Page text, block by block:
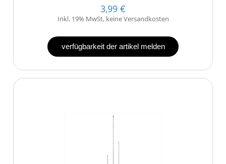
3,99 €
Inkl. 19% MwSt, keine Versandkosten
verfügbarkeit der artikel melden